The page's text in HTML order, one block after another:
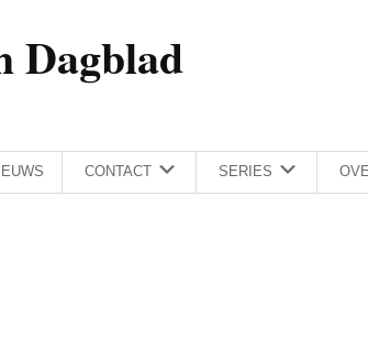
Dagblad
CONTACT SERIES